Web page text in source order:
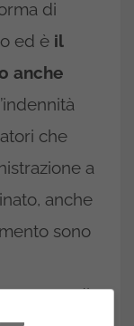
di
ed è il
anche
che
a
anche
sono
rapporto di